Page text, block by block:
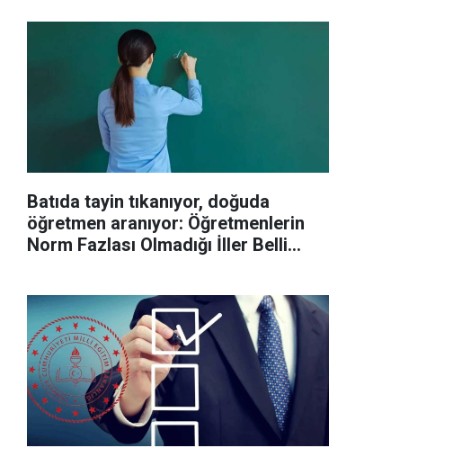
Batıda tayin tıkanıyor, doğuda
öğretmen aranıyor: Öğretmenlerin
Norm Fazlası Olmadığı İller Belli